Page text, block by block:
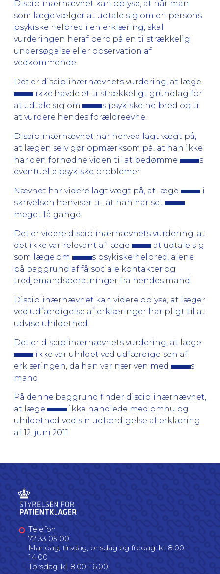
Disciplinærnævnet kan oplyse, at når man
som læge vælger at udtale sig om en persons
psykiske helbred i en erklæring, skal
vurderingen heraf bero på en tilstrækkelig
undersøgelse eller observation af
vedkommende.
Det er disciplinærnævnets vurdering, at læge
ikke havde et tilstrækkeligt grundlag for
at udtale sig om
s psykiske helbred og til
at vurdere hendes forældreevne.
Disciplinærnævnet har herved lagt vægt på,
at lægen selv gør opmærksom på, at han ikke
har den fornødne viden til at bedømme
s
eventuelle psykiske problemer.
Nævnet har videre lagt vægt på, at læge
i
skrivelsen henviser til, at han har set
meget få gange.
Det er videre disciplinærnævnets vurdering, at
det ikke var relevant af læge
at udtale sig
som læge om
s psykiske helbred, alene
på baggrund af få sociale kontakter og
tredjemandsberetninger fra hendes mand.
Disciplinærnævnet kan videre oplyse, at læger
ved udfærdigelse af erklæringer har pligt til at
udvise uhildethed.
Det er disciplinærnævnets vurdering, at læge
ikke var uhildet ved udfærdigelsen af
erklæringen, da han var nær ven med
s
mand.
På denne baggrund finder disciplinærnævnet,
at læge
ikke handlede med omhu og
uhildethed ved sin udfærdigelse af erklæring
af 12. juni 2011.
Telefon
72 33 05 00
Mandag, tirsdag, onsdag og fredag: kl. 8.00 -
14.00
Torsdag: kl. 8.00-16.00